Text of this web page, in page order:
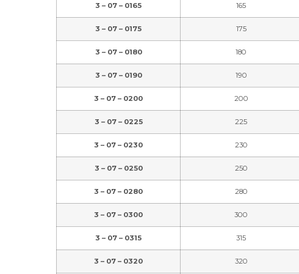
3 – 07 – 0165 165
3 – 07 – 0175 175
3 – 07 – 0180 180
3 – 07 – 0190 190
3 – 07 – 0200 200
3 – 07 – 0225 225
3 – 07 – 0230 230
3 – 07 – 0250 250
3 – 07 – 0280 280
3 – 07 – 0300 300
3 – 07 – 0315 315
3 – 07 – 0320 320